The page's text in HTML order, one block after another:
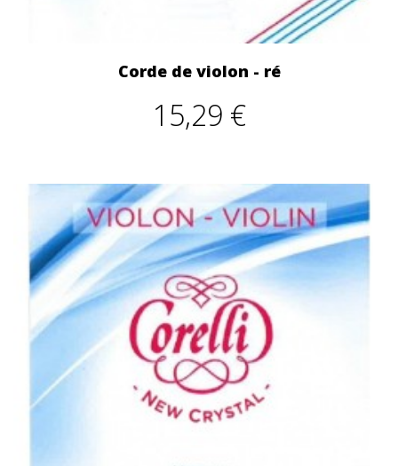
Corde de violon - ré
15,29 €